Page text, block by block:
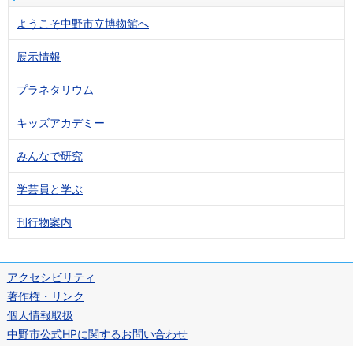
ようこそ中野市立博物館へ
展示情報
プラネタリウム
キッズアカデミー
みんなで研究
学芸員と学ぶ
刊行物案内
アクセシビリティ
著作権・リンク
個人情報取扱
中野市公式HPに関するお問い合わせ